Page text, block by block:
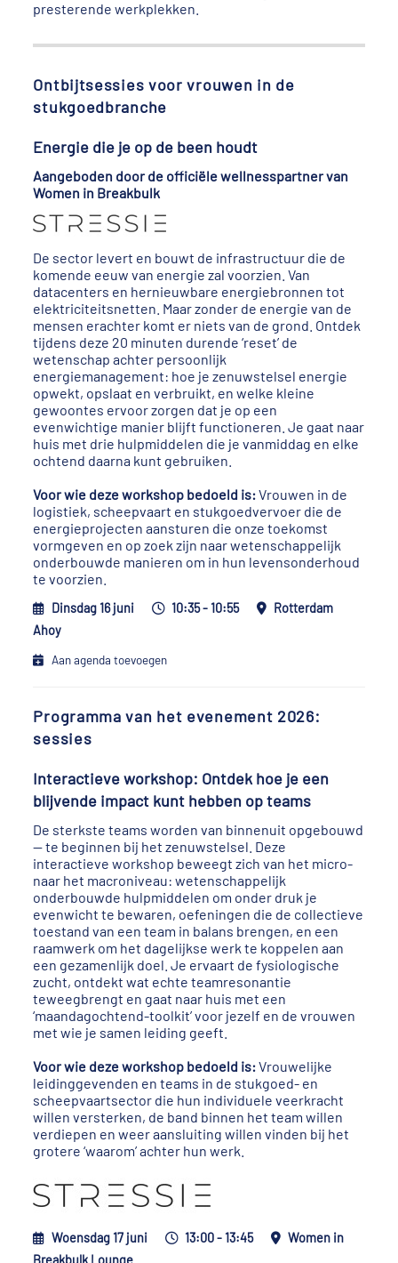
presterende werkplekken.
Ontbijtsessies voor vrouwen in de
stukgoedbranche
Energie die je op de been houdt
Aangeboden door de officiële wellnesspartner van
Women in Breakbulk
De sector levert en bouwt de infrastructuur die de
komende eeuw van energie zal voorzien. Van
datacenters en hernieuwbare energiebronnen tot
elektriciteitsnetten. Maar zonder de energie van de
mensen erachter komt er niets van de grond. Ontdek
tijdens deze 20 minuten durende ‘reset’ de
wetenschap achter persoonlijk
energiemanagement: hoe je zenuwstelsel energie
opwekt, opslaat en verbruikt, en welke kleine
gewoontes ervoor zorgen dat je op een
evenwichtige manier blijft functioneren. Je gaat naar
huis met drie hulpmiddelen die je vanmiddag en elke
ochtend daarna kunt gebruiken.
Voor wie deze workshop bedoeld is:Vrouwen in de
logistiek, scheepvaart en stukgoedvervoer die de
energieprojecten aansturen die onze toekomst
vormgeven en op zoek zijn naar wetenschappelijk
onderbouwde manieren om in hun levensonderhoud
te voorzien.
Dinsdag 16 juni 10:35 - 10:55
Rotterdam
Ahoy
Aan agenda toevoegen
Programma van het evenement 2026:
sessies
Interactieve workshop: Ontdek hoe je een
blijvende impact kunt hebben op teams
De sterkste teams worden van binnenuit opgebouwd
— te beginnen bij het zenuwstelsel. Deze
interactieve workshop beweegt zich van het micro-
naar het macroniveau: wetenschappelijk
onderbouwde hulpmiddelen om onder druk je
evenwicht te bewaren, oefeningen die de collectieve
toestand van een team in balans brengen, en een
raamwerk om het dagelijkse werk te koppelen aan
een gezamenlijk doel. Je ervaart de fysiologische
zucht, ontdekt wat echte teamresonantie
teweegbrengt en gaat naar huis met een
‘maandagochtend-toolkit’ voor jezelf en de vrouwen
met wie je samen leiding geeft.
Voor wie deze workshop bedoeld is:Vrouwelijke
leidinggevenden en teams in de stukgoed- en
scheepvaartsector die hun individuele veerkracht
willen versterken, de band binnen het team willen
verdiepen en weer aansluiting willen vinden bij het
grotere ‘waarom’ achter hun werk.
Woensdag 17 juni 13:00 - 13:45
Women in
Breakbulk Lounge